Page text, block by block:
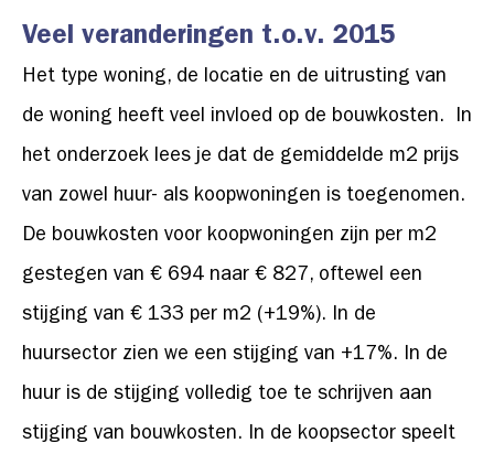
Veel veranderingen t.o.v. 2015
Het type woning, de locatie en de uitrusting van
de woning heeft veel invloed op de bouwkosten. In
het onderzoek lees je dat de gemiddelde m2 prijs
van zowel huur- als koopwoningen is toegenomen.
De bouwkosten voor koopwoningen zijn per m2
gestegen van € 694 naar € 827, oftewel een
stijging van € 133 per m2 (+19%). In de
huursector zien we een stijging van +17%. In de
huur is de stijging volledig toe te schrijven aan
stijging van bouwkosten. In de koopsector speelt